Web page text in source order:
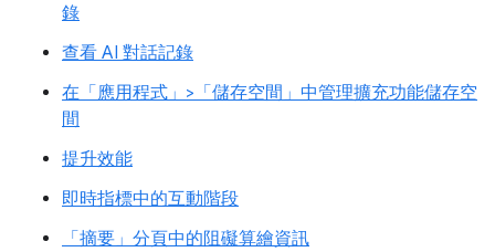
錄
查看 AI 對話記錄
在「應用程式」>「儲存空間」中管理擴充功能儲存空
間
提升效能
即時指標中的互動階段
「摘要」分頁中的阻礙算繪資訊